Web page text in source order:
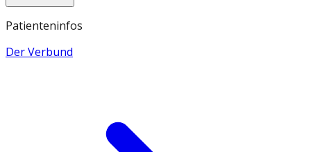
Patienteninfos
Der Verbund